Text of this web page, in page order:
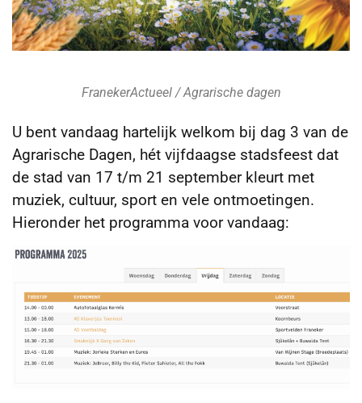
FranekerActueel / Agrarische dagen
U bent vandaag hartelijk welkom bij dag 3 van de
Agrarische Dagen, hét vijfdaagse stadsfeest dat
de stad van 17 t/m 21 september kleurt met
muziek, cultuur, sport en vele ontmoetingen.
Hieronder het programma voor vandaag: